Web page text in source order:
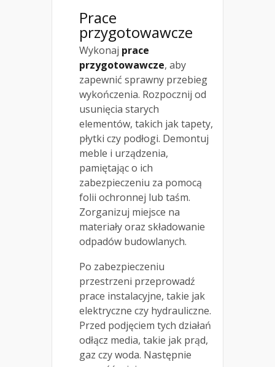
Prace
przygotowawcze
Wykonaj prace
przygotowawcze, aby
zapewnić sprawny przebieg
wykończenia. Rozpocznij od
usunięcia starych
elementów, takich jak tapety,
płytki czy podłogi. Demontuj
meble i urządzenia,
pamiętając o ich
zabezpieczeniu za pomocą
folii ochronnej lub taśm.
Zorganizuj miejsce na
materiały oraz składowanie
odpadów budowlanych.
Po zabezpieczeniu
przestrzeni przeprowadź
prace instalacyjne, takie jak
elektryczne czy hydrauliczne.
Przed podjęciem tych działań
odłącz media, takie jak prąd,
gaz czy woda. Następnie